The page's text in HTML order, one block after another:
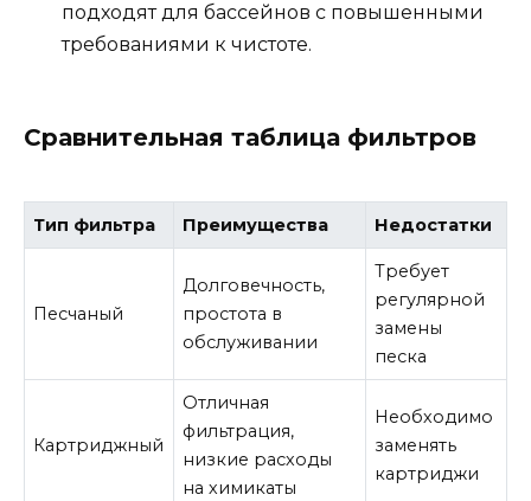
подходят для бассейнов с повышенными
требованиями к чистоте.
Сравнительная таблица фильтров
Тип фильтра Преимущества Недостатки
Песчаный
Долговечность,
простота в
обслуживании
Требует
регулярной
замены
песка
Картриджный
Отличная
фильтрация,
низкие расходы
на химикаты
Необходимо
заменять
картриджи